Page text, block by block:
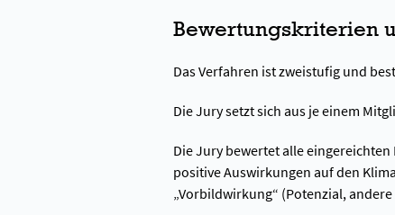
Bewertungskriterien
Das Verfahren ist zweistufig und
Die Jury setzt sich aus je einem
Die Jury bewertet alle
positive Auswirkungen auf den
„Vorbildwirkung“ (Potenzial,